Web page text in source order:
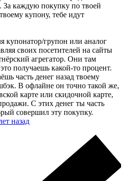
каждую покупку по твоей
купону, тебе идут
купонатор/групон или аналог
своих посетителей на сайты
агрегатор. Они там
получаешь какой-то процент.
часть денег назад твоему
В офлайне он точно такой же,
карте или скидочной карте,
С этих денег ты часть
совершил эту покупку.
назад